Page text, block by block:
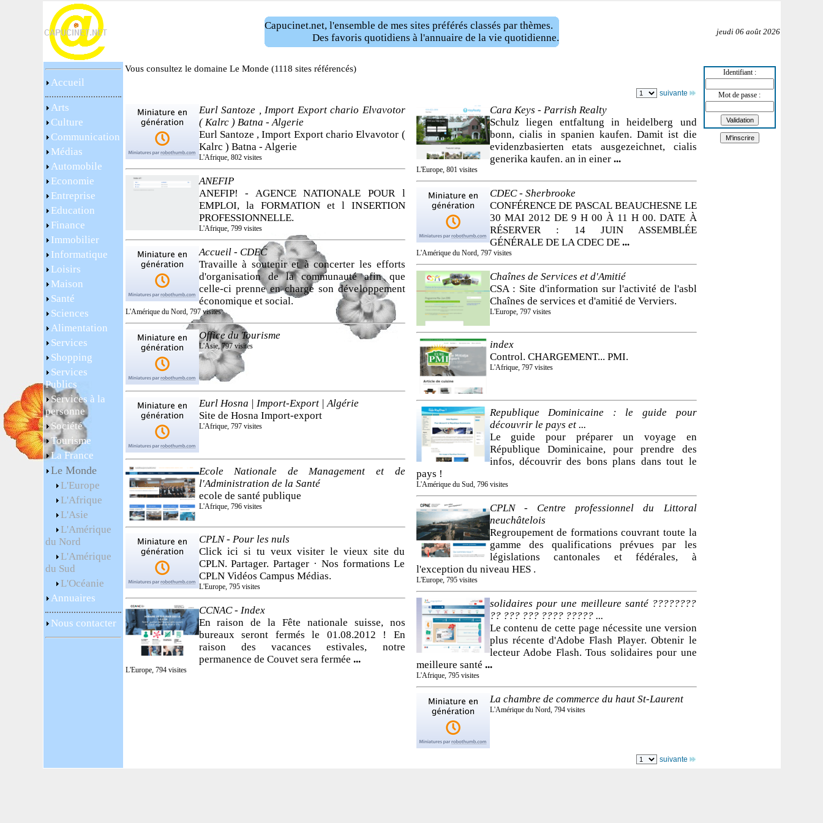
Capucinet.net, l'ensemble de mes sites préférés classés par thèmes.
Des favoris quotidiens à l'annuaire de la vie quotidienne.
jeudi 06 août 2026
Accueil
Arts
Culture
Communication
Médias
Automobile
Economie
Entreprise
Education
Finance
Immobilier
Informatique
Loisirs
Maison
Santé
Sciences
Alimentation
Services
Shopping
Services
Publics
Services à la
personne
Société
Tourisme
La France
Le Monde
L'Europe
L'Afrique
L'Asie
L'Amérique
du Nord
L'Amérique
du Sud
L'Océanie
Annuaires
Nous contacter
Vous consultez le domaine Le Monde (1118 sites référencés)
suivante
Eurl Santoze , Import Export chario Elvavotor
( Kalrc ) Batna - Algerie
Eurl Santoze , Import Export chario Elvavotor (
Kalrc ) Batna - Algerie
L'Afrique, 802 visites
ANEFIP
ANEFIP! - AGENCE NATIONALE POUR l
EMPLOI, la FORMATION et l INSERTION
PROFESSIONNELLE.
L'Afrique, 799 visites
Accueil - CDEC
Travaille à soutenir et à concerter les efforts
d'organisation de la communauté afin que
celle-ci prenne en charge son développement
économique et social.
L'Amérique du Nord, 797 visites
Office du Tourisme
L'Asie, 797 visites
Eurl Hosna | Import-Export | Algérie
Site de Hosna Import-export
L'Afrique, 797 visites
Ecole Nationale de Management et de
l'Administration de la Santé
ecole de santé publique
L'Afrique, 796 visites
CPLN - Pour les nuls
Click ici si tu veux visiter le vieux site du
CPLN. Partager. Partager · Nos formations Le
CPLN Vidéos Campus Médias.
L'Europe, 795 visites
CCNAC - Index
En raison de la Fête nationale suisse, nos
bureaux seront fermés le 01.08.2012 ! En
raison des vacances estivales, notre
permanence de Couvet sera fermée ...
L'Europe, 794 visites
Cara Keys - Parrish Realty
Schulz liegen entfaltung in heidelberg und
bonn, cialis in spanien kaufen. Damit ist die
evidenzbasierten etats ausgezeichnet, cialis
generika kaufen. an in einer ...
L'Europe, 801 visites
CDEC - Sherbrooke
CONFÉRENCE DE PASCAL BEAUCHESNE LE
30 MAI 2012 DE 9 H 00 À 11 H 00. DATE À
RÉSERVER : 14 JUIN ASSEMBLÉE
GÉNÉRALE DE LA CDEC DE ...
L'Amérique du Nord, 797 visites
Chaînes de Services et d'Amitié
CSA : Site d'information sur l'activité de l'asbl
Chaînes de services et d'amitié de Verviers.
L'Europe, 797 visites
index
Control. CHARGEMENT... PMI.
L'Afrique, 797 visites
Republique Dominicaine : le guide pour
découvrir le pays et ...
Le guide pour préparer un voyage en
République Dominicaine, pour prendre des
infos, découvrir des bons plans dans tout le
pays !
L'Amérique du Sud, 796 visites
CPLN - Centre professionnel du Littoral
neuchâtelois
Regroupement de formations couvrant toute la
gamme des qualifications prévues par les
législations cantonales et fédérales, à
l'exception du niveau HES .
L'Europe, 795 visites
solidaires pour une meilleure santé ????????
?? ??? ??? ???? ????? ...
Le contenu de cette page nécessite une version
plus récente d'Adobe Flash Player. Obtenir le
lecteur Adobe Flash. Tous solidaires pour une
meilleure santé ...
L'Afrique, 795 visites
La chambre de commerce du haut St-Laurent
L'Amérique du Nord, 794 visites
suivante
Identifiant :
Mot de passe :